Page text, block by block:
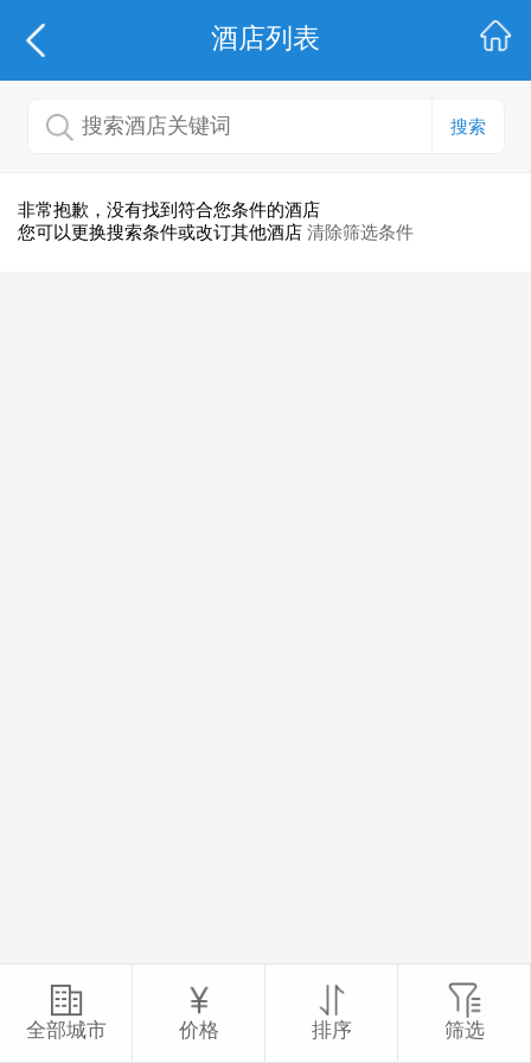
酒店列表
搜索
非常抱歉，没有找到符合您条件的酒店
您可以更换搜索条件或改订其他酒店 清除筛选条件
全部城市 价格 排序 筛选